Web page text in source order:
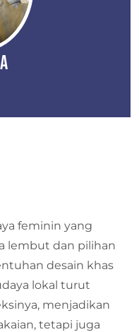
feminin yang
lembut dan pilihan
desain khas
lokal turut
menjadikan
tetapi juga